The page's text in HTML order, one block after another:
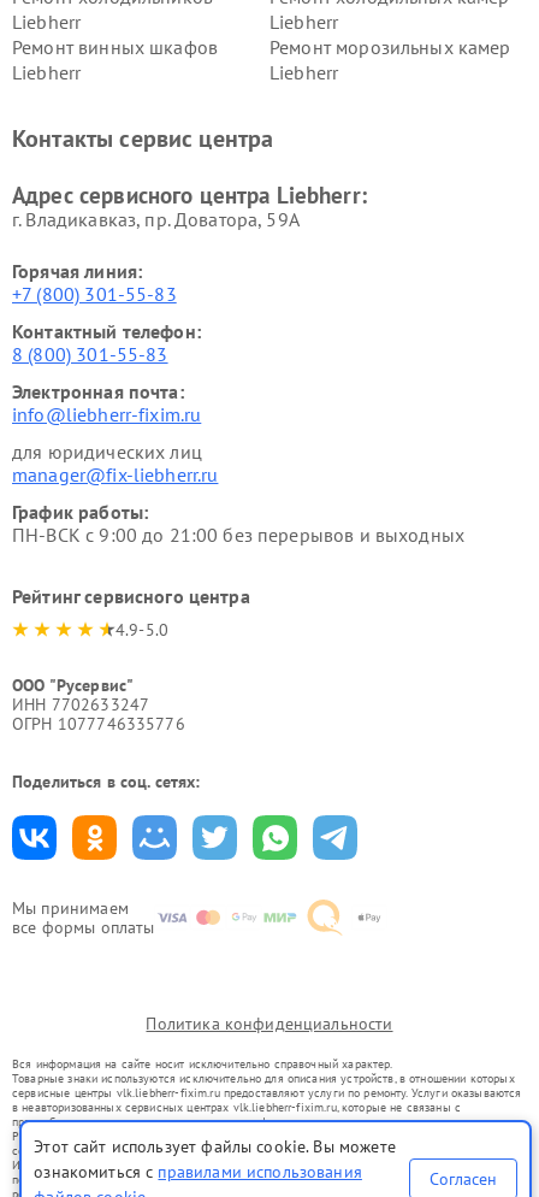
Мы принимаем
все формы оплаты
Liebherr
Liebherr
Ремонт винных шкафов
Liebherr
Ремонт морозильных камер
Liebherr
Контакты сервис центра
Адрес сервисного центра Liebherr:
г. Владикавказ, пр. Доватора, 59А
Горячая линия:
+7 (800) 301-55-83
Контактный телефон:
8 (800) 301-55-83
Электронная почта:
info@liebherr-fixim.ru
для юридических лиц
manager@fix-liebherr.ru
График работы:
ПН-ВСК с 9:00 до 21:00 без перерывов и выходных
Рейтинг сервисного центра
4.9-5.0
ООО "Русервис"
ИНН 7702633247
ОГРН 1077746335776
Поделиться в соц. сетях:
Политика конфиденциальности
Вся информация на сайте носит исключительно справочный характер.
Товарные знаки используются исключительно для описания устройств, в отношении которых
сервисные центры vlk.liebherr-fixim.ru предоставляют услуги по ремонту. Услуги оказываются
в неавторизованных сервисных центрах vlk.liebherr-fixim.ru, которые не связаны с
правообладателями товарных знаков или их официальными представителями.
Ремонт осуществляется для устройств, уже введенных в гражданский оборот в соответствии
со статьей 1487 ГК РФ.
Использование товарных знаков не преследует цели индивидуализации услуг или введения
потребителей в заблуждение, а служит для информирования о предоставляемых услугах по
Этот сайт использует файлы cookie. Вы можете
ознакомиться с правилами использования
Согласен